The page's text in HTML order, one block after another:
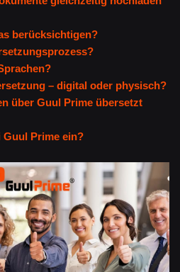
berücksichtigen?
– digital oder physisch?
über Guul Prime übersetzt
Guul Prime ein?